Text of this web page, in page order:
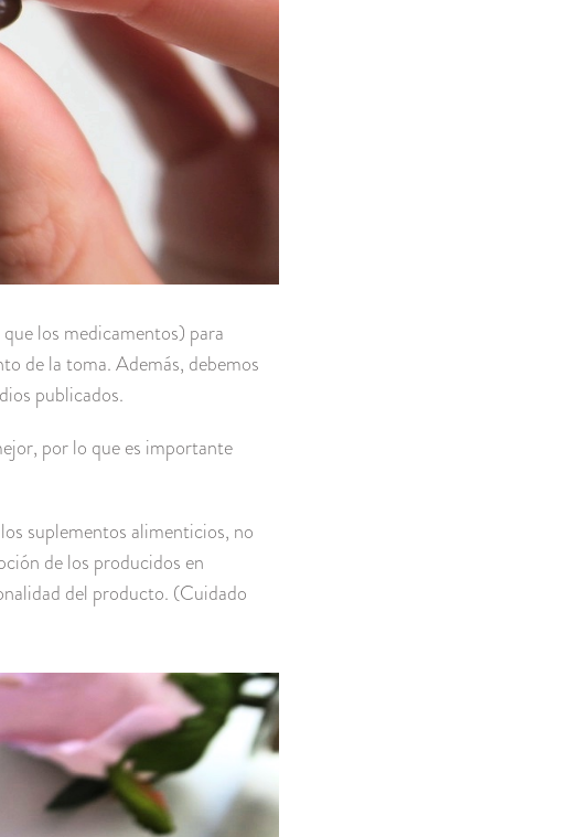
los medicamentos) para
de la toma. Además, debemos
publicados.
por lo que es importante
suplementos alimenticios, no
de los producidos en
del producto. (Cuidado